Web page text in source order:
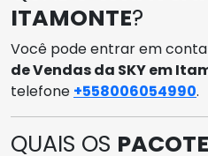
ITAMONTE?
Você pode entrar em
de Vendas da SKY em
telefone +558006054990.
QUAIS OS